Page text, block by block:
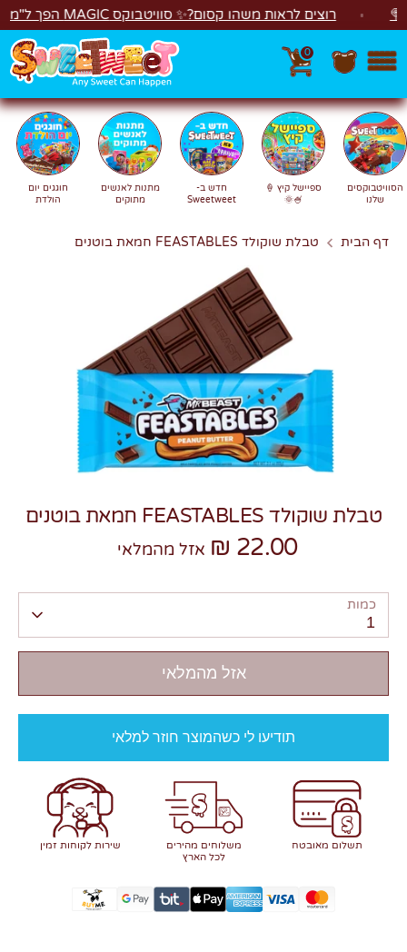
דלג רוצים לראות משהו קסום?✨ סוויטבוקס MAGIC הפך ל"מכונת משחקים"! 🎁🕹️
0
חפשחיפוש
הסוויטבוקסים
שלנו
ספיישל קיץ 🍦
🍧🌞
חדש ב-
Sweetweet
מתנות לאנשים
מתוקים
חוגגים יום
הולדת
דף הבית טבלת שוקולד FEASTABLES חמאת בוטנים
טבלת שוקולד FEASTABLES חמאת בוטנים
22.00 ₪ אזל מהמלאי
כמות
1
אזל מהמלאי
תודיעו לי כשהמוצר חוזר למלאי
תשלום מאובטח
משלוחים מהירים
לכל הארץ
שירות לקוחות זמין